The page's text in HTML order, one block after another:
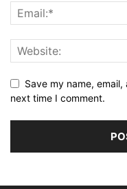
Save my name,
next time I comment.